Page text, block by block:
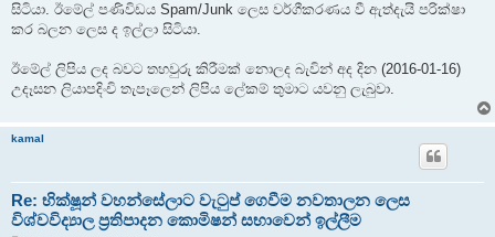
සිටියා. ඊමේල් පණිවිඩය Spam/Junk ලෙස වර්ගීකරණය වී ඇත්දැයි පරික්ෂා
කර බලන ලෙස ද ඉල්ලා සිටියා.
ඊමේල් ලිපිය ලද බවට තහවුරු කිරීමක් නොලද බැවින් අද දින (2016-01-16)
උදෑසන ලියාපදිංචි තැපෑලෙන් ලිපිය ලේකම් තුමාට යවනු ලැබුවා.
kamal
Re: භික්ෂූන් වහන්සේලාට වැටුප් ගෙවීම නවතාලන ලෙස
විශ්වවිද්‍යාල ප්‍රතිපාදන කොමිෂන් සභාවෙන් ඉල්ලීම